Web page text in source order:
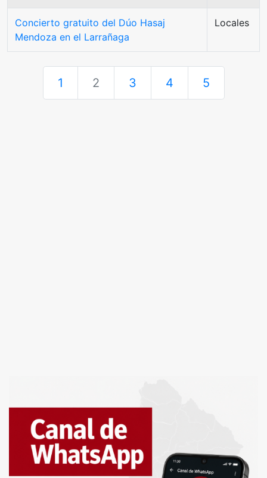
Concierto gratuito del Dúo Hasaj
Mendoza en el Larrañaga
Locales
1 2 3 4 5